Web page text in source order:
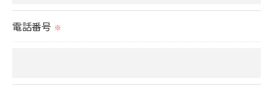
いて＞
当社では、お客様の個人情報の開示･訂正･削除・利
用停止の手続を定めさせて頂いております。
す。
電話番号 ※